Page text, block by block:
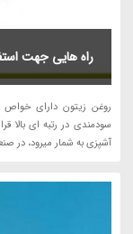
راه هایی جهت
روغن زیتون دارای
سودمندی در رتبه ای بالا
آشپزی به شمار میرود، در